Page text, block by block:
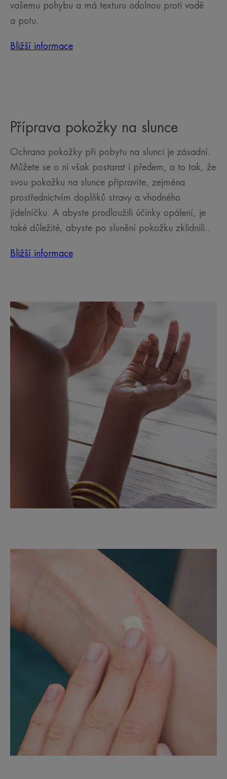
vašemu pohybu a má texturu odolnou proti vodě
a potu.
Bližší informace
Příprava pokožky na slunce
Ochrana pokožky při pobytu na slunci je zásadní.
Můžete se o ni však postarat i předem, a to tak, že
svou pokožku na slunce připravíte, zejména
prostřednictvím doplňků stravy a vhodného
jídelníčku. A abyste prodloužili účinky opálení, je
také důležité, abyste po slunění pokožku zklidnili..
Bližší informace